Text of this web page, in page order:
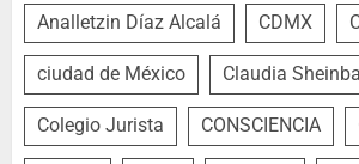
Analletzin Díaz Alcalá CDMX
ciudad de México Claudia
Colegio Jurista CONSCIENCIA